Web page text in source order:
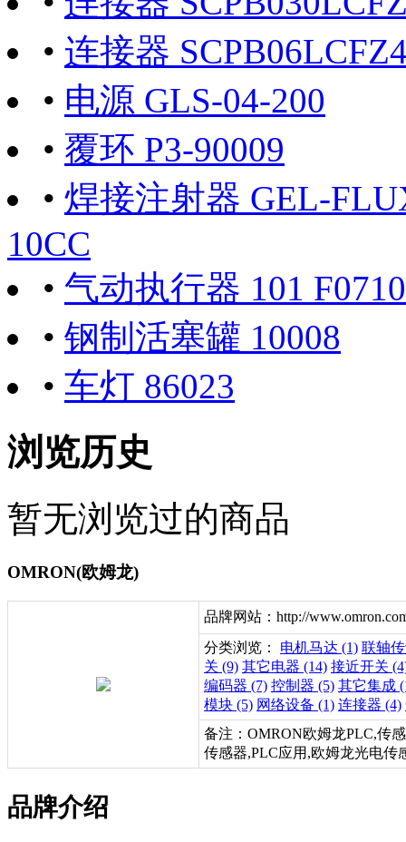
• 连接器
• 电源 GLS-04-200
• 覆环 P3-90009
• 焊接注射器 GEL-
10CC
• 气动执行器 101
• 钢制活塞罐 10008
• 车灯 86023
浏览历史
暂无浏览过的商品
OMRON(欧姆龙)
品牌网站：http://
分类浏览： 电机马达 (1) 联轴
关 (9) 其它电器 (14) 接近开关
编码器 (7) 控制器 (5) 其它集成
模块 (5) 网络设备 (1) 连接器 (4)
备注：OMRON欧姆龙PLC,传
传感器,PLC应用,欧姆龙光电传
品牌介绍